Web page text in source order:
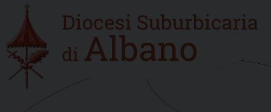
content
Home
new